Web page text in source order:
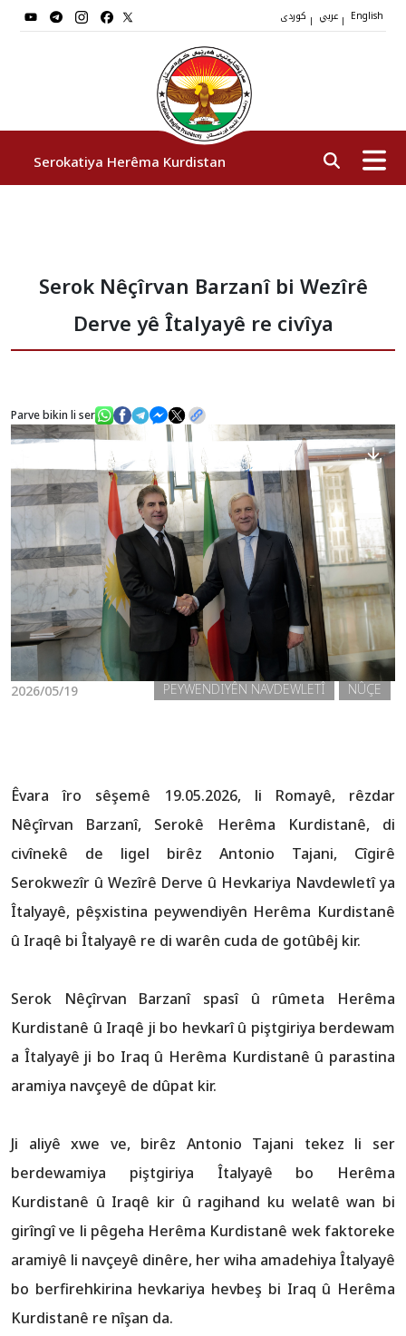
| | English
Serokatiya Herêma Kurdistan
Cîgirên Serok
Stafê Serokatiyê
Sazî
Nûçe
Galerî
Serok Nêçîrvan Barzanî bi Wezîrê
Derve yê Îtalyayê re civîya
Parve bikin li ser
2026/05/19 NÛÇE
PEYWENDIYÊN NAVDEWLETÎ
Êvara îro sêşemê 19.05.2026, li Romayê, rêzdar
Nêçîrvan Barzanî, Serokê Herêma Kurdistanê, di
civînekê de ligel birêz Antonio Tajani, Cîgirê
Serokwezîr û Wezîrê Derve û Hevkariya Navdewletî ya
Îtalyayê, pêşxistina peywendiyên Herêma Kurdistanê
û Iraqê bi Îtalyayê re di warên cuda de gotûbêj kir.
Serok Nêçîrvan Barzanî spasî û rûmeta Herêma
Kurdistanê û Iraqê ji bo hevkarî û piştgiriya berdewam
a Îtalyayê ji bo Iraq û Herêma Kurdistanê û parastina
aramiya navçeyê de dûpat kir.
Ji aliyê xwe ve, birêz Antonio Tajani tekez li ser
berdewamiya piştgiriya Îtalyayê bo Herêma
Kurdistanê û Iraqê kir û ragihand ku welatê wan bi
girîngî ve li pêgeha Herêma Kurdistanê wek faktoreke
aramiyê li navçeyê dinêre, her wiha amadehiya Îtalyayê
bo berfirehkirina hevkariya hevbeş bi Iraq û Herêma
Kurdistanê re nîşan da.